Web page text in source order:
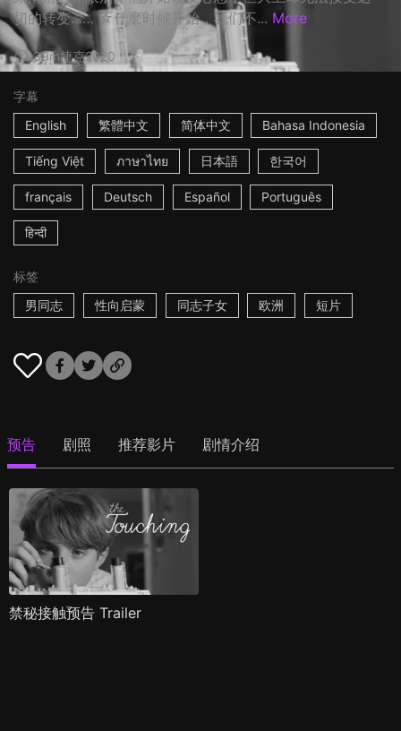
切的转变…… ☆什麽时候开始，我们不... More
39m捷克2020
字幕
English
繁體中文 简体中文 Bahasa Indonesia
Tiếng Việt ภาษาไทย 日本語 한국어
français Deutsch Español Português
हिन्दी
标签
男同志
性向启蒙 同志子女 欧洲 短片
预告 剧照 推荐影片 剧情介绍
禁秘接触预告 Trailer